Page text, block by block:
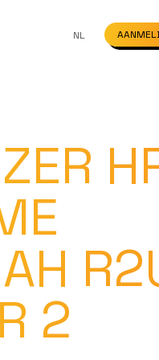
VEELGESTELDE VRAGEN
NL
2